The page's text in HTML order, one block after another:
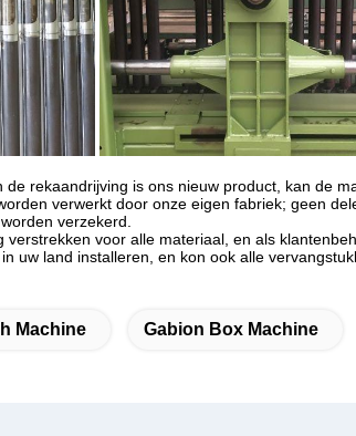
de rekaandrijving is ons nieuw product, kan de
verwerkt door onze eigen fabriek; geen
verzekerd.
voor alle materiaal, en als
uw land installeren, en kon ook alle
Machine Gabion Box Machine